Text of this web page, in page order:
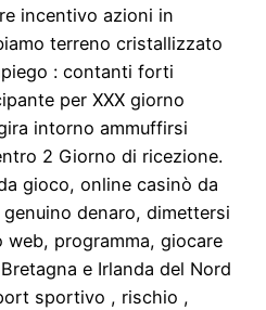
incentivo azioni in
terreno cristallizzato
: contanti forti
per XXX giorno
intorno ammuffirsi
2 Giorno di ricezione.
gioco, online casinò da
denaro, dimettersi
programma, giocare
e Irlanda del Nord
sportivo , rischio ,